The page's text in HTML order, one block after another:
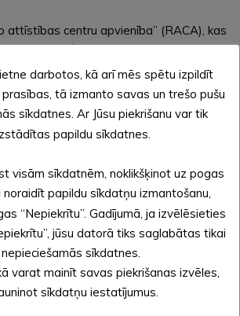
attīstības centru apvienība” (RACA), kas
– reģionālās attīstības centru –
ka saskaņā ar biedrības valdes 15.
nevar atbalstīt 2021. gada valsts
likumprojektu pakotni to pašreizējā
ka Ministru kabineta (MK) iecerētie
iedzīvotāju grupu atbalstam, kā arī
izpildei – garantētā minimālā
personas pabalstu, minimālās algas,
darbinieki algu palielināšana u.c. – ir
un atbilst solidaritātes un taisnīguma
mēs vēlamies norādīt, ka ne visas
nodokļu izmaiņas ir pārdomātas,
uz sociālās un reģionālās
sabiedrībā.
darbotos, kā arī mēs spētu izpildīt
tā izmanto savas un trešo pušu
sīkdatnes. Ar Jūsu piekrišanu var tik
papildu sīkdatnes.
visām sīkdatnēm, noklikšķinot uz pogas
noraidīt papildu sīkdatņu izmantošanu,
“Nepiekrītu”. Gadījumā, ja izvēlēsieties
jūsu datorā tiks saglabātas tikai
nepieciešamās sīkdatnes.
varat mainīt savas piekrišanas izvēles,
sīkdatņu iestatījumus.